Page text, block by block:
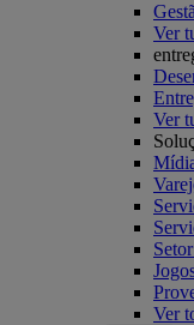
Ver
Ver
Ver